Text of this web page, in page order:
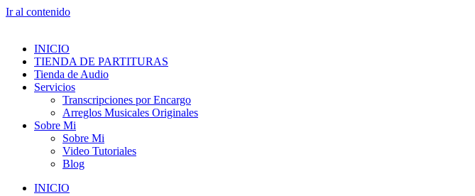
Ir al contenido
INICIO
TIENDA DE PARTITURAS
Tienda de Audio
Servicios
Transcripciones por Encargo
Arreglos Musicales Originales
Sobre Mi
Sobre Mi
Video Tutoriales
Blog
INICIO